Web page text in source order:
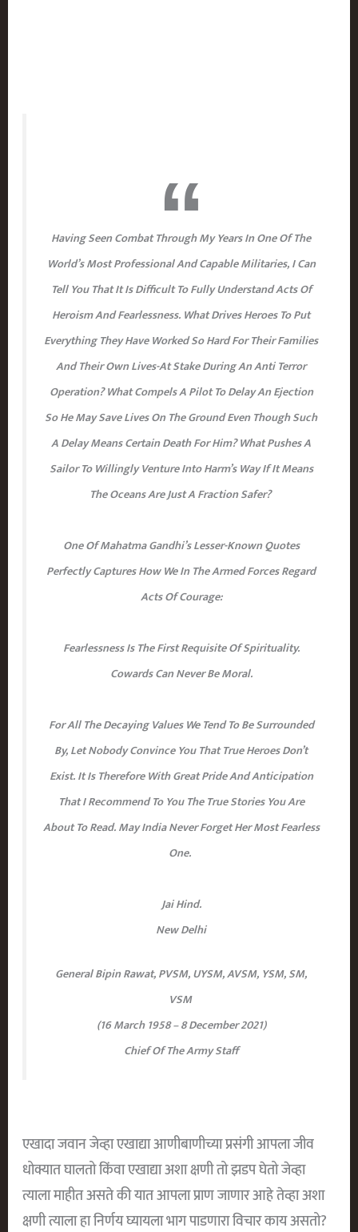
Having Seen Combat Through My Years In One Of The
World’s Most Professional And Capable Militaries, I Can
Tell You That It Is Difficult To Fully Understand Acts Of
Heroism And Fearlessness. What Drives Heroes To Put
Everything They Have Worked So Hard For Their Families
And Their Own Lives-At Stake During An Anti Terror
Operation? What Compels A Pilot To Delay An Ejection
So He May Save Lives On The Ground Even Though Such
A Delay Means Certain Death For Him? What Pushes A
Sailor To Willingly Venture Into Harm’s Way If It Means
The Oceans Are Just A Fraction Safer?
One Of Mahatma Gandhi’s Lesser-Known Quotes
Perfectly Captures How We In The Armed Forces Regard
Acts Of Courage:
Fearlessness Is The First Requisite Of Spirituality.
Cowards Can Never Be Moral.
For All The Decaying Values We Tend To Be Surrounded
By, Let Nobody Convince You That True Heroes Don’t
Exist. It Is Therefore With Great Pride And Anticipation
That I Recommend To You The True Stories You Are
About To Read. May India Never Forget Her Most Fearless
One.
Jai Hind.
New Delhi
General Bipin Rawat,PVSM, UYSM, AVSM, YSM, SM,
VSM
(16 March 1958 – 8 December 2021)
Chief Of The Army Staff
एखादा जवान जेव्हा एखाद्या आणीबाणीच्या प्रसंगी आपला जीव
धोक्यात घालतो किंवा एखाद्या अशा क्षणी तो झडप घेतो जेव्हा
त्याला माहीत असते की यात आपला प्राण जाणार आहे तेव्हा अशा
क्षणी त्याला हा निर्णय घ्यायला भाग पाडणारा विचार काय असतो?